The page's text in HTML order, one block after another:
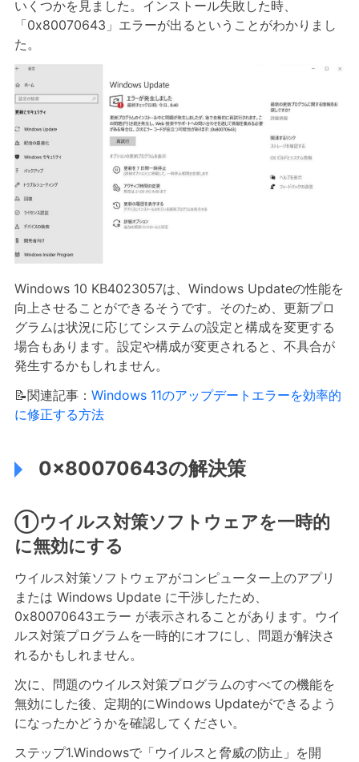
いくつかを見ました。インストール失敗した時、
「0x80070643」エラーが出るということがわかりまし
た。
Windows 10 KB4023057は、Windows Updateの性能を
向上させることができるそうです。そのため、更新プロ
グラムは状況に応じてシステムの設定と構成を変更する
場合もあります。設定や構成が変更されると、不具合が
発生するかもしれません。
📝関連記事： Windows 11のアップデートエラーを効率的
に修正する方法
0x80070643の解決策
①ウイルス対策ソフトウェアを一時的
に無効にする
ウイルス対策ソフトウェアがコンピューター上のアプリ
または Windows Update に干渉したため、
0x80070643エラー が表示されることがあります。ウイ
ルス対策プログラムを一時的にオフにし、問題が解決さ
れるかもしれません。
次に、問題のウイルス対策プログラムのすべての機能を
無効にした後、定期的にWindows Updateができるよう
になったかどうかを確認してください。
ステップ1.Windowsで「ウイルスと脅威の防止」を開